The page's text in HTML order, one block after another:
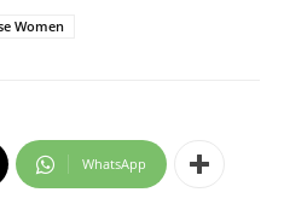
Women
WhatsApp